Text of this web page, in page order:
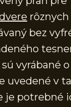
bez
vyrábané o
uvedené v
je potrebné